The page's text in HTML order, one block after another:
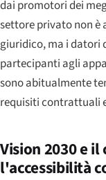
dai promotori dei
settore privato non
giuridico, ma i datori
partecipanti agli
sono abitualmente
requisiti contrattuali
Vision 2030 e
l'accessibilità